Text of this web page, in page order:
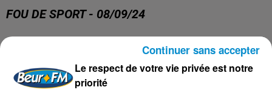
FOU DE SPORT - 08/09/24
Le respect de votre vie privée est notre
priorité
Continuer sans accepter